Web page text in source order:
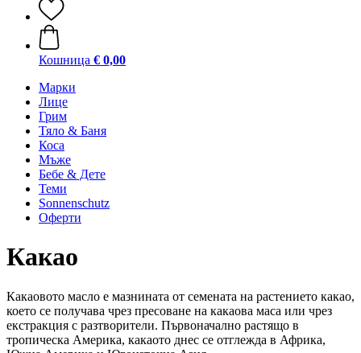
Кошница € 0,00
Марки
Лице
Грим
Тяло & Баня
Коса
Мъже
Бебе & Дете
Теми
Sonnenschutz
Оферти
Какао
Какаовото масло е мазнината от семената на растението какао,
което се получава чрез пресоване на какаова маса или чрез
екстракция с разтворители. Първоначално растящо в
тропическа Америка, какаото днес се отглежда в Африка,